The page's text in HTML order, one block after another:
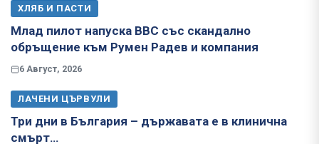
ХЛЯБ И ПАСТИ
Млад пилот напуска ВВС със скандално
обръщение към Румен Радев и компания
6 Август, 2026
ЛАЧЕНИ ЦЪРВУЛИ
Три дни в България – държавата е в клинична
смърт…